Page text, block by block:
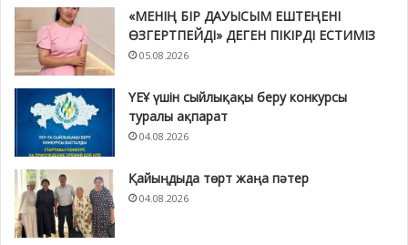
«МЕНІҢ БІР ДАУЫСЫМ ЕШТЕҢЕНІ
ӨЗГЕРТПЕЙДІ» ДЕГЕН ПІКІРДІ ЕСТИМІЗ
05.08.2026
ҮЕҰ үшін сыйлықақы беру конкурсы
туралы ақпарат
04.08.2026
Қайыңдыда төрт жаңа пәтер
04.08.2026